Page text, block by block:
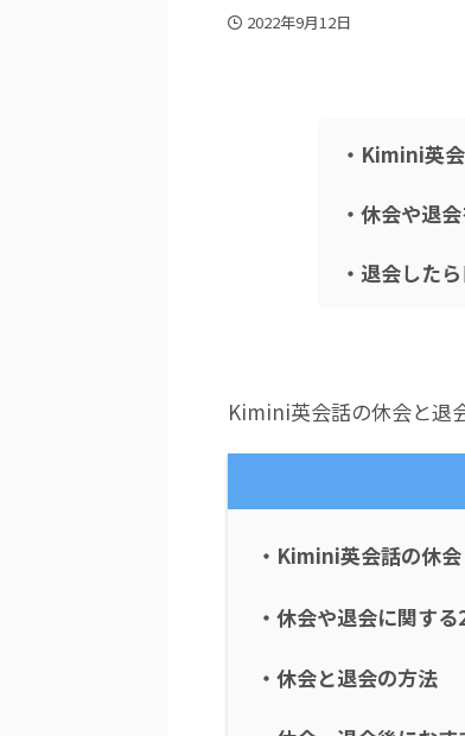
2022年9月12日
・Kimini英
・休会や退
・退会した
Kimini英会話の休会と退
・Kimini英会話の休
・休会や退会に関す
・休会と退会の方法